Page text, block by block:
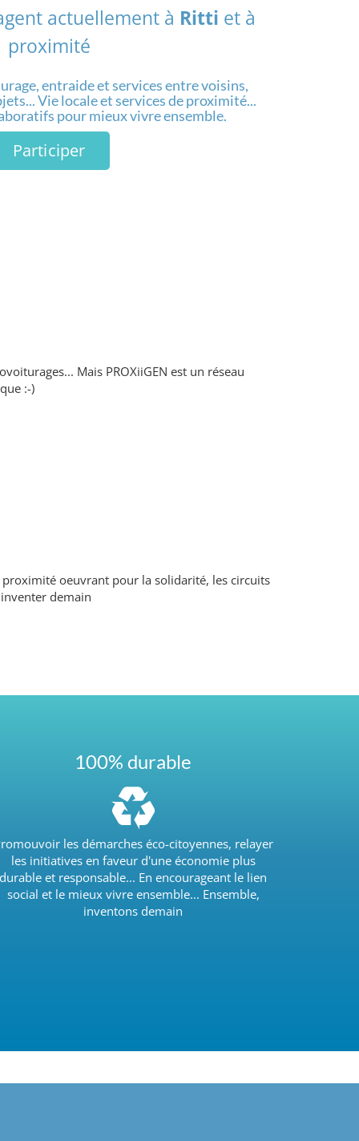
actuellement à Ritti et à
proximité
entraide et services entre voisins,
Vie locale et services de proximité...
pour mieux vivre ensemble.
Participer
Mais PROXiiGEN est un réseau
:-)
proximité oeuvrant pour la solidarité, les circuits
demain
100% durable
les démarches éco-citoyennes, relayer
les initiatives en faveur d'une économie plus
durable et responsable... En encourageant le lien
social et le mieux vivre ensemble... Ensemble,
inventons demain